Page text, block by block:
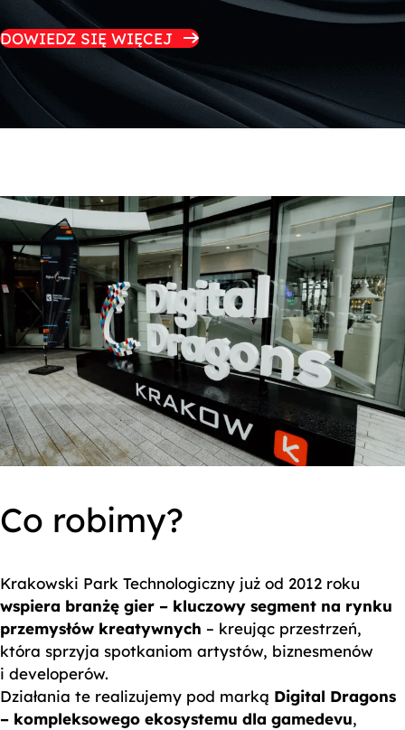
DOWIEDZ SIĘ WIĘCEJ
Co robimy?
Krakowski Park Technologiczny już od 2012 roku
wspiera branżę gier – kluczowy segment na rynku
przemysłów kreatywnych – kreując przestrzeń,
która sprzyja spotkaniom artystów, biznesmenów
i developerów.
Działania te realizujemy pod marką Digital Dragons
– kompleksowego ekosystemu dla gamedevu,